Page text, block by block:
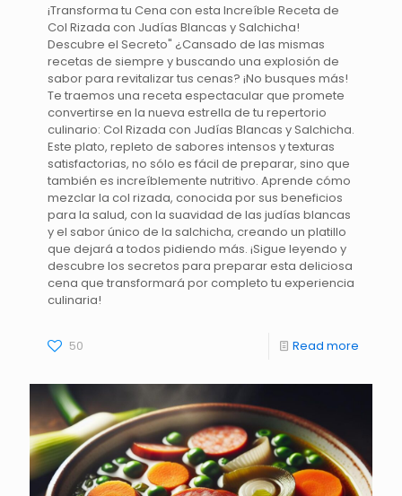
¡Transforma tu Cena con esta Increíble Receta de
Col Rizada con Judías Blancas y Salchicha!
Descubre el Secreto" ¿Cansado de las mismas
recetas de siempre y buscando una explosión de
sabor para revitalizar tus cenas? ¡No busques más!
Te traemos una receta espectacular que promete
convertirse en la nueva estrella de tu repertorio
culinario: Col Rizada con Judías Blancas y Salchicha.
Este plato, repleto de sabores intensos y texturas
satisfactorias, no sólo es fácil de preparar, sino que
también es increíblemente nutritivo. Aprende cómo
mezclar la col rizada, conocida por sus beneficios
para la salud, con la suavidad de las judías blancas
y el sabor único de la salchicha, creando un platillo
que dejará a todos pidiendo más. ¡Sigue leyendo y
descubre los secretos para preparar esta deliciosa
cena que transformará por completo tu experiencia
culinaria!
50 Read more